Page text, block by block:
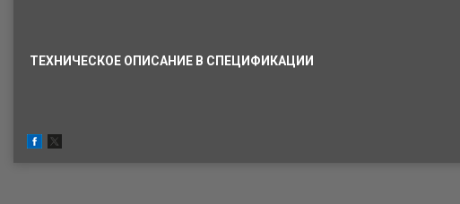
ТЕХНИЧЕСКОЕ ОПИСАНИЕ В СПЕЦИФИКАЦИИ